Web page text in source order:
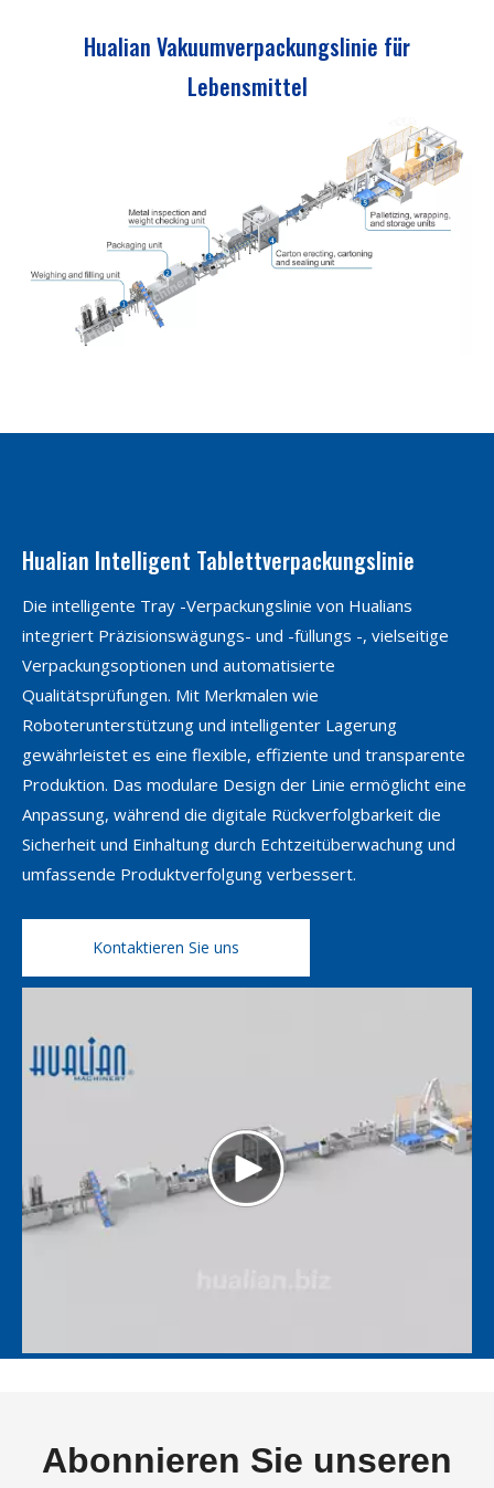
Hualian Vakuumverpackungslinie für
Lebensmittel
Hualian Intelligent Tablettverpackungslinie
Die intelligente Tray -Verpackungslinie von Hualians
integriert Präzisionswägungs- und -füllungs -, vielseitige
Verpackungsoptionen und automatisierte
Qualitätsprüfungen. Mit Merkmalen wie
Roboterunterstützung und intelligenter Lagerung
gewährleistet es eine flexible, effiziente und transparente
Produktion. Das modulare Design der Linie ermöglicht eine
Anpassung, während die digitale Rückverfolgbarkeit die
Sicherheit und Einhaltung durch Echtzeitüberwachung und
umfassende Produktverfolgung verbessert.
Kontaktieren Sie uns
Abonnieren Sie unseren